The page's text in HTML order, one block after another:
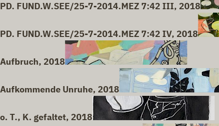
PD. FUND.W.SEE/25-7-2014.MEZ 7:42 III, 2018
PD. FUND.W.SEE/25-7-2014.MEZ 7:42 IV, 2018
Aufbruch, 2018
Aufkommende Unruhe, 2018
o. T., K. gefaltet, 2018